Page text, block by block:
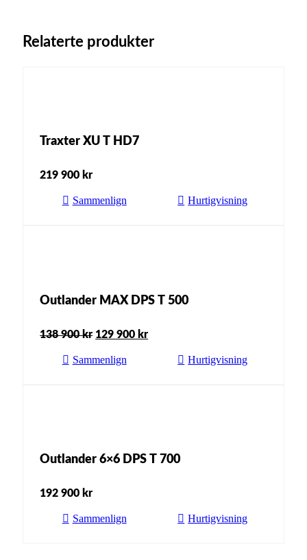
Relaterte produkter
Traxter XU T HD7
219 900 kr
Sammenlign Hurtigvisning
Outlander MAX DPS T 500
138 900kr
pris
129 900 kr
Sammenlign Hurtigvisning
Outlander 6×6 DPS T 700
192 900 kr
Sammenlign Hurtigvisning